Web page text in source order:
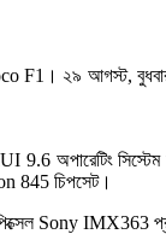
F1। ২৯ আগস্ট,
অপারেটিং
845 চিপসেট।
Sony IMX363